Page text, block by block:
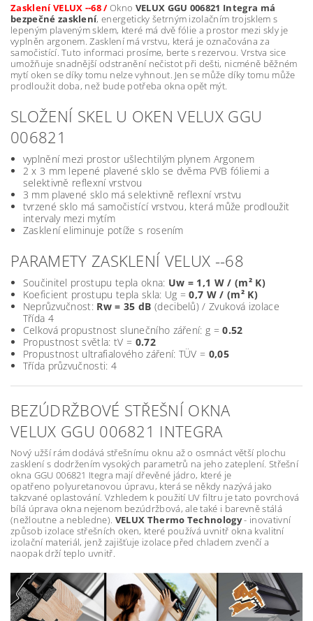
Zasklení VELUX --68 /Okno VELUX GGU 006821 Integra má
bezpečné zasklení, energeticky šetrným izolačním trojsklem s
lepeným plaveným sklem, které má dvě fólie a prostor mezi skly je
vyplněn argonem. Zasklení má vrstvu, která je označována za
samočistící. Tuto informaci prosíme, berte s rezervou. Vrstva sice
umožňuje snadnější odstranění nečistot při dešti, nicméně běžném
mytí oken se díky tomu nelze vyhnout. Jen se může díky tomu může
prodloužit doba, než bude potřeba okna opět mýt.
SLOŽENÍ SKEL U OKEN VELUX GGU
006821
vyplnění mezi prostor ušlechtilým plynem Argonem
2 x 3 mm lepené plavené sklo se dvěma PVB fóliemi a
selektivně reflexní vrstvou
3 mm plavené sklo má selektivně reflexní vrstvu
tvrzené sklo má samočistící vrstvou, která může prodloužit
intervaly mezi mytím
Zasklení eliminuje potíže s rosením
PARAMETY ZASKLENÍ VELUX --68
Součinitel prostupu tepla okna: Uw = 1,1 W / (m² K)
Koeficient prostupu tepla skla: Ug =0,7 W / (m² K)
Neprůzvučnost: Rw = 35 dB (decibelů) / Zvuková izolace
Třída 4
Celková propustnost slunečního záření: g =0.52
Propustnost světla: tV = 0.72
Propustnost ultrafialového záření: TÜV = 0,05
Třída průzvučnosti: 4
BEZÚDRŽBOVÉ STŘEŠNÍ OKNA
VELUX GGU 006821 INTEGRA
Nový užší rám dodává střešnímu oknu až o osmnáct větší plochu
zasklení s dodržením vysokých parametrů na jeho zateplení. Střešní
okna GGU 006821 Itegra mají dřevěné jádro, které je
opatřeno polyuretanovou úpravu, která se někdy nazývá jako
takzvané oplastování. Vzhledem k použití UV filtru je tato povrchová
bílá úprava okna nejenom bezúdržbová, ale také i barevně stálá
(nežloutne a nebledne). VELUX Thermo Technology- inovativní
způsob izolace střešních oken, které používá uvnitř okna kvalitní
izolační materiál, jenž zajišťuje izolace před chladem zvenčí a
naopak drží teplo uvnitř.